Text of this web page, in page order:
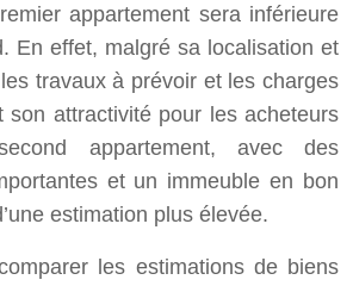
appartement sera inférieure
En effet, malgré sa localisation et
travaux à prévoir et les charges
son attractivité pour les acheteurs
appartement, avec des
et un immeuble en bon
estimation plus élevée.
les estimations de biens